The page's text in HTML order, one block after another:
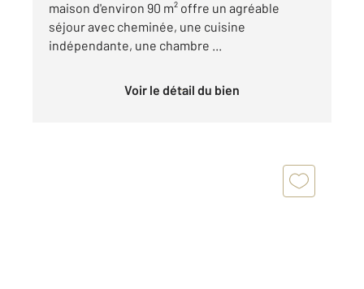
maison d'environ 90 m² offre un agréable
séjour avec cheminée, une cuisine
indépendante, une chambre ...
Voir le détail du bien